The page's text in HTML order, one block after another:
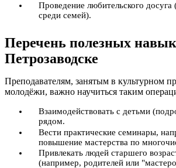
Проведение любительского
среди семей).
Перечень полезных
Петрозаводске
Преподавателям, занятым в культурном
молодёжи, важно научиться таким
Взаимодействовать с детьми
рядом.
Вести практические семинары,
повышение мастерства по
Привлекать людей старшего
(например, родителей или